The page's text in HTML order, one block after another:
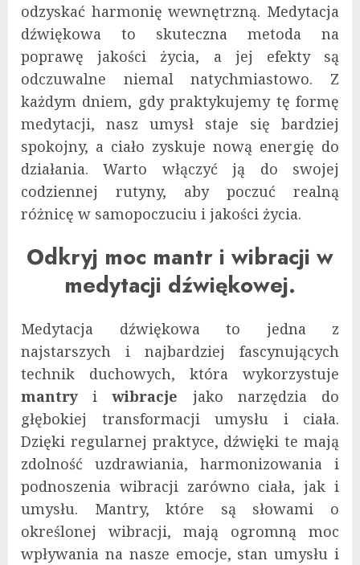
odzyskać harmonię wewnętrzną. Medytacja
dźwiękowa to skuteczna metoda na
poprawę jakości życia, a jej efekty są
odczuwalne niemal natychmiastowo. Z
każdym dniem, gdy praktykujemy tę formę
medytacji, nasz umysł staje się bardziej
spokojny, a ciało zyskuje nową energię do
działania. Warto włączyć ją do swojej
codziennej rutyny, aby poczuć realną
różnicę w samopoczuciu i jakości życia.
Odkryj moc mantr i wibracji w
medytacji dźwiękowej.
Medytacja dźwiękowa to jedna z
najstarszych i najbardziej fascynujących
technik duchowych, która wykorzystuje
mantry iwibracje jako narzędzia do
głębokiej transformacji umysłu i ciała.
Dzięki regularnej praktyce, dźwięki te mają
zdolność uzdrawiania, harmonizowania i
podnoszenia wibracji zarówno ciała, jak i
umysłu. Mantry, które są słowami o
określonej wibracji, mają ogromną moc
wpływania na nasze emocje, stan umysłu i